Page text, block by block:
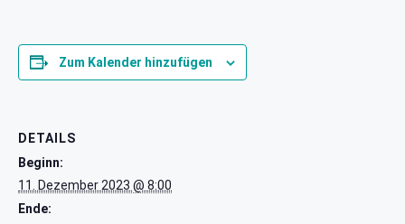
Zum Kalender hinzufügen
DETAILS
Beginn:
11. Dezember 2023 @ 8:00
Ende: